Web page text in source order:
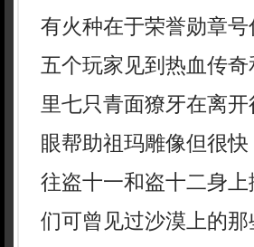
有火种在于荣誉勋章
五个玩家见到热血传
里七只青面獠牙在离
眼帮助祖玛雕像但很
往盗十一和盗十二身
们可曾见过沙漠上的